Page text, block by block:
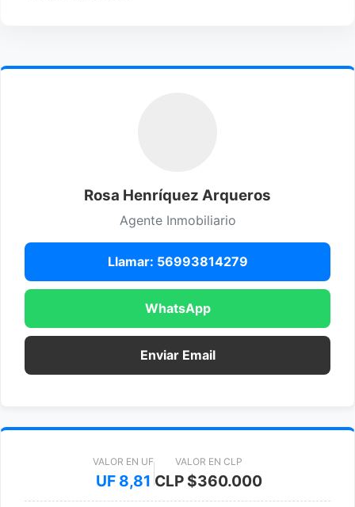
Rosa Henríquez Arqueros
Agente Inmobiliario
Llamar: 56993814279
WhatsApp
Enviar Email
VALOR EN UF
UF 8,81
VALOR EN CLP
CLP $360.000